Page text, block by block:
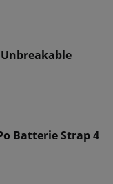
Batterie Strap 4